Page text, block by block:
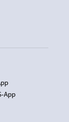
App